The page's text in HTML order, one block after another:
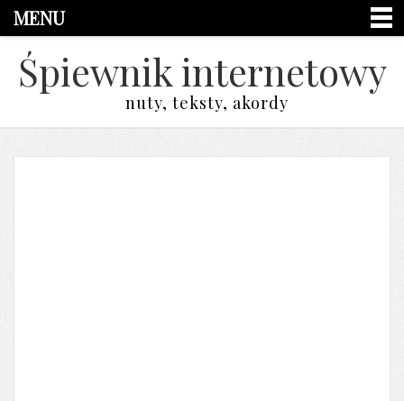
MENU
Śpiewnik internetowy
nuty, teksty, akordy